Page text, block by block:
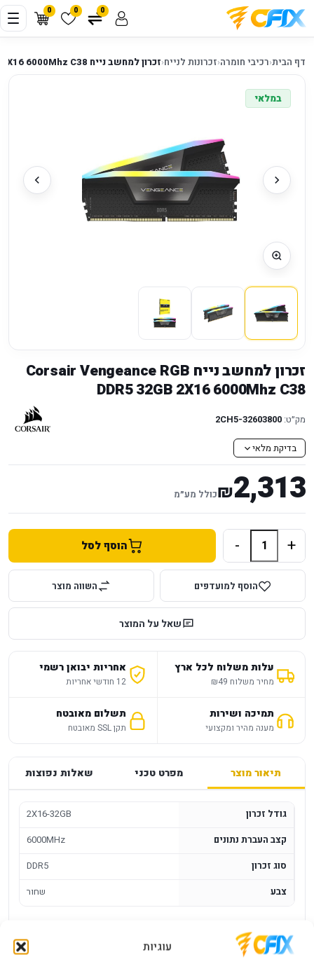
עוגיות
0 0 0
דף הבית‹רכיבי חומרה‹זכרונות לנייח‹זכרון למחשב נייח Corsair Vengeance RGB DDR5 32GB 2X16 6000Mhz C38
במלאי
זכרון למחשב נייח Corsair Vengeance RGB
DDR5 32GB 2X16 6000Mhz C38
מק״ט: 2CH5-32603800
בדיקת מלאי
2,313
₪כולל מע״מ
+
- הוסף לסל
הוסף למועדפים השווה מוצר
שאל על המוצר
עלות משלוח לכל ארץ
מחיר משלוח ₪49
אחריות יבואן רשמי
12 חודשי אחריות
תמיכה ושירות
מענה מהיר ומקצועי
תשלום מאובטח
תקן SSL מאובטח
תיאור מוצר מפרט טכני שאלות נפוצות
גודל זכרון
2X16-32GB
קצב העברת נתונים
6000MHz
סוג זכרון
DDR5
צבע
שחור
DDR5 32GB 2X16 6000Mhz C38